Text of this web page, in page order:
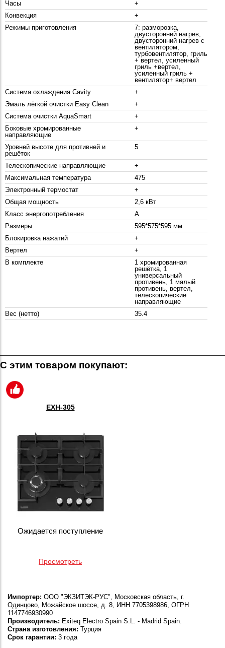
Часы
+
Конвекция
+
Режимы приготовления
7: разморозка,
двусторонний нагрев,
двусторонний нагрев с
вентилятором,
турбовентилятор, гриль
+ вертел, усиленный
гриль +вертел,
усиленный гриль +
вентилятор+ вертел
Система охлаждения Cavity
+
Эмаль лёгкой очистки Easy Clean
+
Система очистки AquaSmart
+
Боковые хромированные
направляющие
+
Уровней высоте для противней и
решёток
5
Телескопические направляющие
+
Максимальная температура
475
Электронный термостат
+
Общая мощность
2,6 кВт
Класс энергопотребления
A
Размеры
595*575*595 мм
Блокировка нажатий
+
Вертел
+
В комплекте
1 хромированная
решётка, 1
универсальный
противень, 1 малый
противень, вертел,
телескопические
направляющие
Вес (нетто)
35.4
С этим товаром покупают:
EXH-305
Ожидается поступление
Просмотреть
Импортер: ООО "ЭКЗИТЭК-РУС", Московская область, г.
Одинцово, Можайское шоссе, д. 8, ИНН 7705398986, ОГРН
1147746930990
Производитель: Exiteq Electro Spain S.L. - Madrid Spain.
Страна изготовления: Турция
Срок гарантии: 3 года